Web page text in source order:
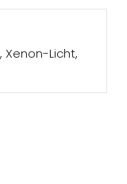
Xenon-Licht,